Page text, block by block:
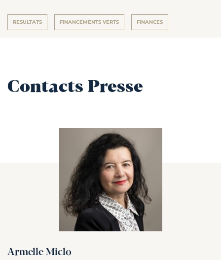
RESULTATS FINANCEMENTS VERTS FINANCES
Contacts Presse
Armelle Miclo